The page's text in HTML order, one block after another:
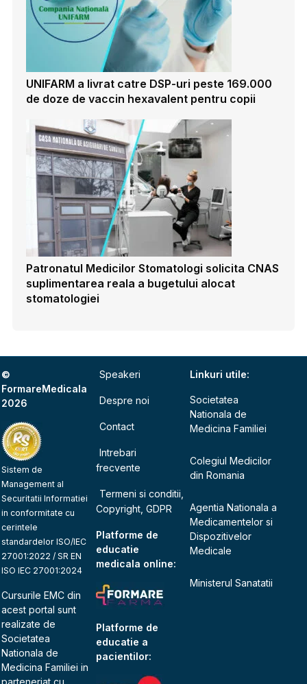
UNIFARM a livrat catre DSP-uri peste 169.000
de doze de vaccin hexavalent pentru copii
Patronatul Medicilor Stomatologi solicita CNAS
suplimentarea reala a bugetului alocat
stomatologiei
©
FormareMedicala
2026
Sistem de
Management al
Securitatii Informatiei
in conformitate cu
cerintele
standardelor ISO/IEC
27001:2022 / SR EN
ISO IEC 27001:2024
Cursurile EMC din
acest portal sunt
realizate de
Societatea
Nationala de
Medicina Familiei in
parteneriat cu
Speakeri
Despre noi
Contact
Intrebari
frecvente
Termeni si conditii,
Copyright, GDPR
Platforme de
educatie
medicala online:
Platforme de
educatie a
pacientilor:
Linkuri utile:
Societatea
Nationala de
Medicina Familiei
Colegiul Medicilor
din Romania
Agentia Nationala a
Medicamentelor si
Dispozitivelor
Medicale
Ministerul Sanatatii